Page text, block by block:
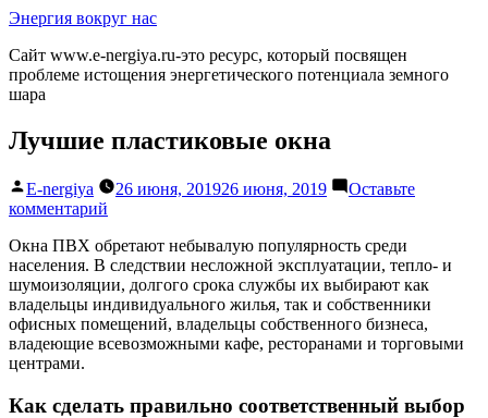
Перейти
содержимому
Энергия вокруг нас
Сайт www.e-nergiya.ru-это ресурс, который посвящен
проблеме истощения энергетического потенциала земного
шара
Лучшие пластиковые окна
Написано
автором
E-nergiya 26 июня, 201926 июня, 2019
Оставьте
комментарий
пластиковые
окна
Окна ПВХ обретают небывалую популярность среди
населения. В следствии несложной эксплуатации, тепло- и
шумоизоляции, долгого срока службы их выбирают как
владельцы индивидуального жилья, так и собственники
офисных помещений, владельцы собственного бизнеса,
владеющие всевозможными кафе, ресторанами и торговыми
центрами.
Как сделать правильно соответственный выбор